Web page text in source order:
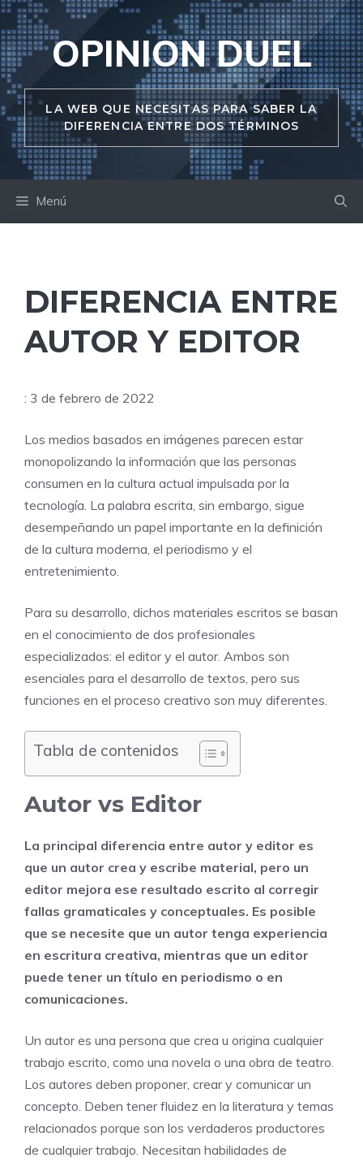
Saltar
al
contenidoOPINION DUEL
LA WEB QUE NECESITAS PARA SABER LA
DIFERENCIA ENTRE DOS TÉRMINOS
Menú
DIFERENCIA ENTRE
AUTOR Y EDITOR
: 3 de febrero de 2022
Los medios basados en imágenes parecen estar
monopolizando la información que las personas
consumen en la cultura actual impulsada por la
tecnología. La palabra escrita, sin embargo, sigue
desempeñando un papel importante en la definición
de la cultura moderna, el periodismo y el
entretenimiento.
Para su desarrollo, dichos materiales escritos se basan
en el conocimiento de dos profesionales
especializados: el editor y el autor. Ambos son
esenciales para el desarrollo de textos, pero sus
funciones en el proceso creativo son muy diferentes.
Tabla de contenidos
Autor vs Editor
La principal diferencia entre autor y editor es
que un autor crea y escribe material, pero un
editor mejora ese resultado escrito al corregir
fallas gramaticales y conceptuales. Es posible
que se necesite que un autor tenga experiencia
en escritura creativa, mientras que un editor
puede tener un título en periodismo o en
comunicaciones.
Un autor es una persona que crea u origina cualquier
trabajo escrito, como una novela o una obra de teatro.
Los autores deben proponer, crear y comunicar un
concepto. Deben tener fluidez en la literatura y temas
relacionados porque son los verdaderos productores
de cualquier trabajo. Necesitan habilidades de